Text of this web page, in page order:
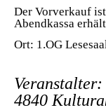
Der Vorverkauf
Abendkassa
Ort: 1.OG
Veranstalter:
4840